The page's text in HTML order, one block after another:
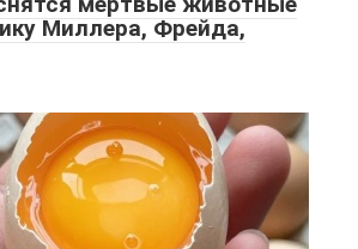
Миллера, Фрейда,